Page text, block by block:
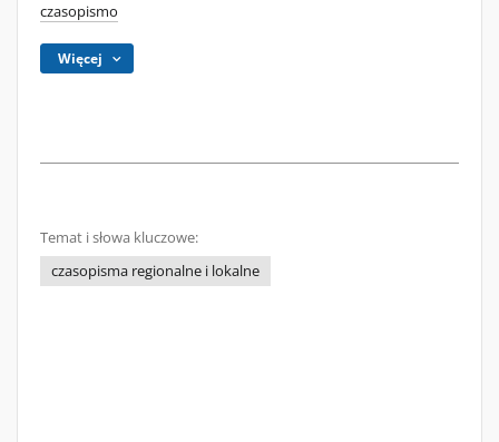
czasopismo
Więcej
Temat i słowa kluczowe:
czasopisma regionalne i lokalne